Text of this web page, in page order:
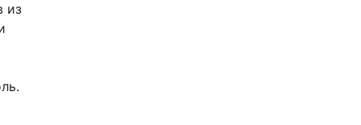
из